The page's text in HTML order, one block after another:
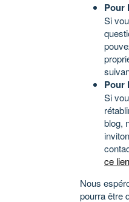
Pour
Si
Pour
Si
blog,
ce lien
Nous
pourra être